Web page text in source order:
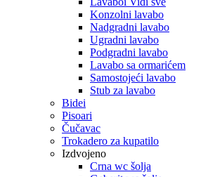
Konzolni lavabo
Nadgradni lavabo
Ugradni lavabo
Podgradni lavabo
Lavabo sa ormarićem
Samostojeći lavabo
Stub za lavabo
Bidei
Pisoari
Čučavac
Trokadero za kupatilo
Izdvojeno
Crna wc šolja